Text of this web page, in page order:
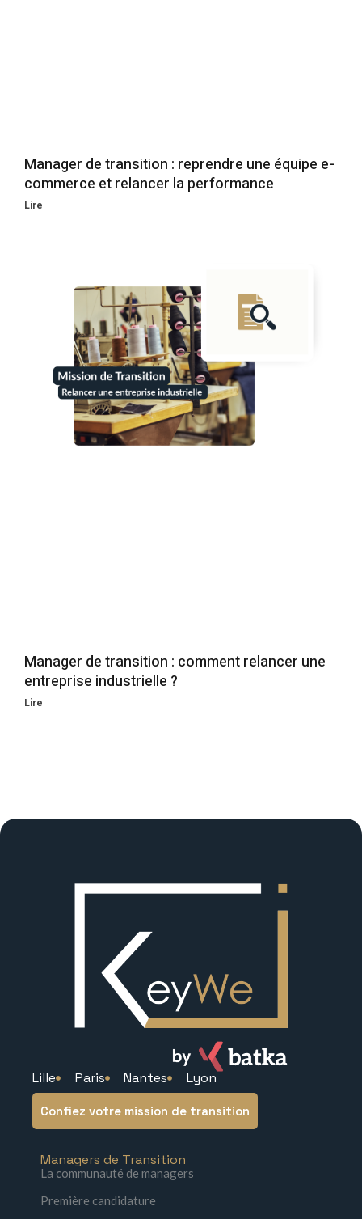
Manager de transition : reprendre une équipe e-
commerce et relancer la performance
Lire
Manager de transition : comment relancer une
entreprise industrielle ?
Lire
Lille Paris Nantes Lyon
Confiez votre mission de transition
Managers de Transition
La communauté de managers
Première candidature